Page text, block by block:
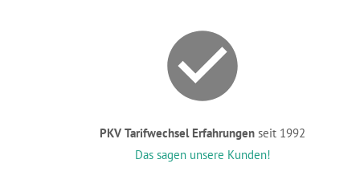
PKV Tarifwechsel Erfahrungen seit 1992
Das sagen unsere Kunden!